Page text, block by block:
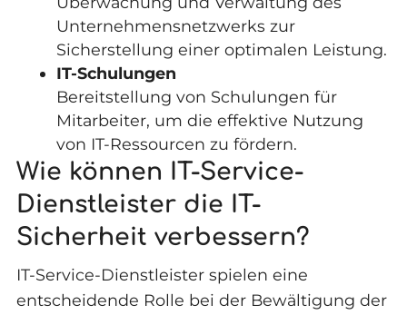
Unternehmensnetzwerks zur
Sicherstellung einer optimalen Leistung.
IT-Schulungen
Bereitstellung von Schulungen für
Mitarbeiter, um die effektive Nutzung
von IT-Ressourcen zu fördern.
Wie können IT-Service-
Dienstleister die IT-
Sicherheit verbessern?
IT-Service-Dienstleister spielen eine
entscheidende Rolle bei der Bewältigung der